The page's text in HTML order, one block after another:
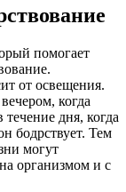
помогает
от освещения.
когда
дня, когда
бодрствует. Тем
могут
организмом и с